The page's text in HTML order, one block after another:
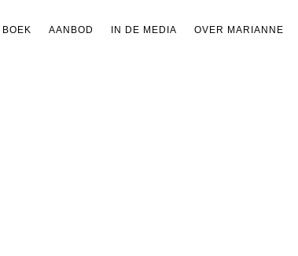
BOEK AANBOD IN DE MEDIA OVER MARIANNE